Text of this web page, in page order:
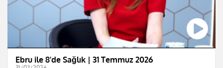
Ebru ile 8'de Sağlık | 31 Temmuz 2026